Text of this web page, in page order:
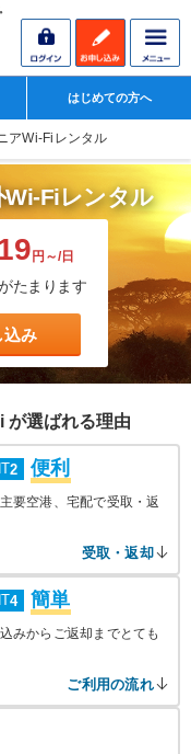
はじめての方へ
アWi-Fiレンタル
Wi-Fiレンタル
円～/日
たまります
込み
が選ばれる理由
2 便利
要空港、宅配で受取・返
受取・返却
4 簡単
みからご返却までとても
ご利用の流れ